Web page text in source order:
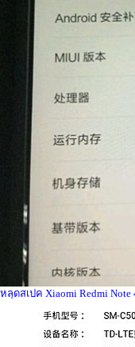
หลุดสเปค Xiaomi Redmi Note